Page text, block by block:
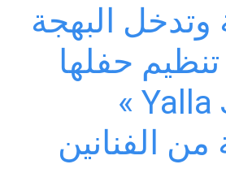
البهجة
حفلها
الموسيقي المجاني « Yalla Jaw »
الفنانين